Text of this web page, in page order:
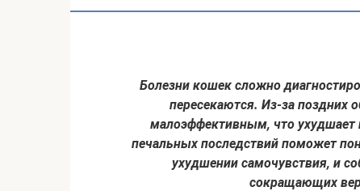
Болезни кошек сложно
пересекаются. Из-за поздних
малоэффективным, что
печальных последствий поможет
ухудшении самочувствия, и
сокращающих